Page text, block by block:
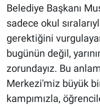
Belediye Başkanı
sadece okul
gerektiğini
bugünün değil,
zorundayız. Bu
Merkezi'miz büyük
kampımızla,